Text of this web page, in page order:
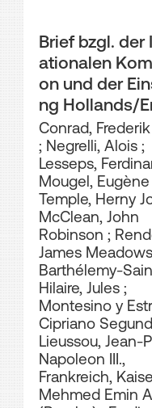
Brief bzgl. der
ationalen
on und der
ng Hollands/
ds
Conrad,
; Negrelli, Alois;
Lesseps,
Mougel, Eugène
Temple, Herny
McClean, John
Robinson ;
James Meadows
Barthélemy-
Hilaire, Jules;
Montesino y
Cipriano
Lieussou, Jean-
Napoleon III.,
Frankreich,
Mehmed Emin